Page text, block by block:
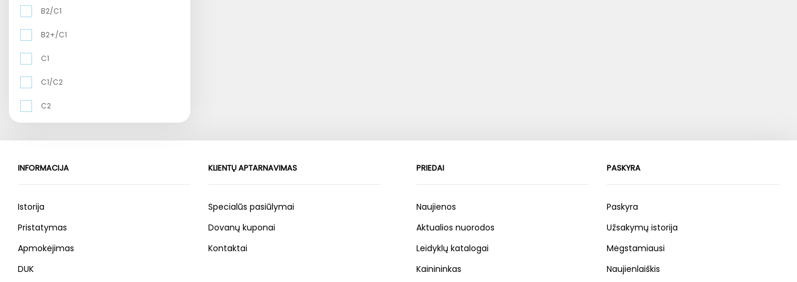
B2/C1
B2+/C1
C1
C1/C2
C2
INFORMACIJA
Istorija
Pristatymas
Apmokėjimas
DUK
KLIENTŲ APTARNAVIMAS
Specialūs pasiūlymai
Dovanų kuponai
Kontaktai
PRIEDAI
Naujienos
Aktualios nuorodos
Leidyklų katalogai
Kainininkas
PASKYRA
Paskyra
Užsakymų istorija
Mėgstamiausi
Naujienlaiškis